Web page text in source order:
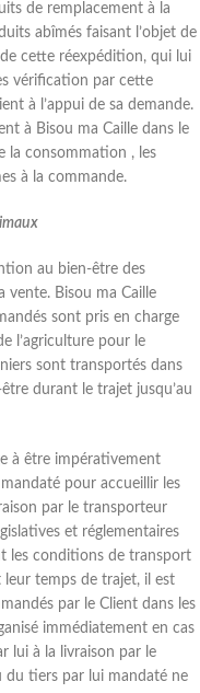
de remplacement à la
abîmés faisant l’objet de
cette réexpédition, qui lui
vérification par cette
à l’appui de sa demande.
à Bisou ma Caille dans le
la consommation , les
à la commande.
au bien-être des
vente. Bisou ma Caille
sont pris en charge
l’agriculture pour le
sont transportés dans
durant le trajet jusqu’au
à être impérativement
pour accueillir les
par le transporteur
et réglementaires
les conditions de transport
temps de trajet, il est
par le Client dans les
immédiatement en cas
lui à la livraison par le
du tiers par lui mandaté ne